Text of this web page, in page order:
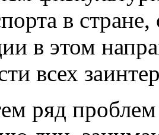
в
в этом
всех
ряд